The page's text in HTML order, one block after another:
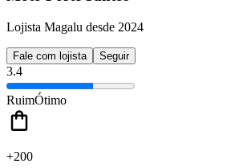
Lojista Magalu desde 2024
Fale com lojista Seguir
3.4
RuimÓtimo
+200